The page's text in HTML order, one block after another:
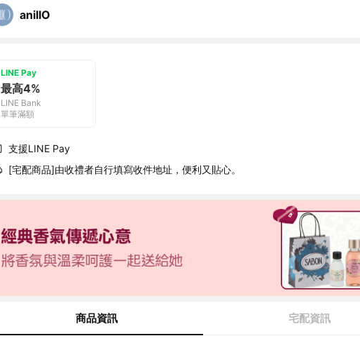
anillO
LINE Pay
最高4%
LINE Bank
單筆滿額
支援LINE Pay
[宅配商品]由收禮者自行填寫收件地址，便利又貼心。
商品資訊 宅配資訊